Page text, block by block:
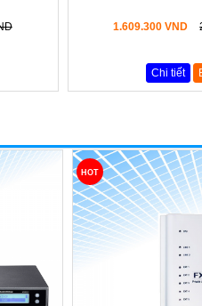
1.609.300 VND
Chi tiết
HOT